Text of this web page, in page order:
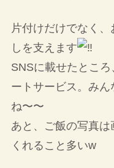
片付けだけでなく
しを支えます
SNSに載せたとこ
ートサービス。みん
ね〜〜
あと、ご飯の写真
くれること多いw